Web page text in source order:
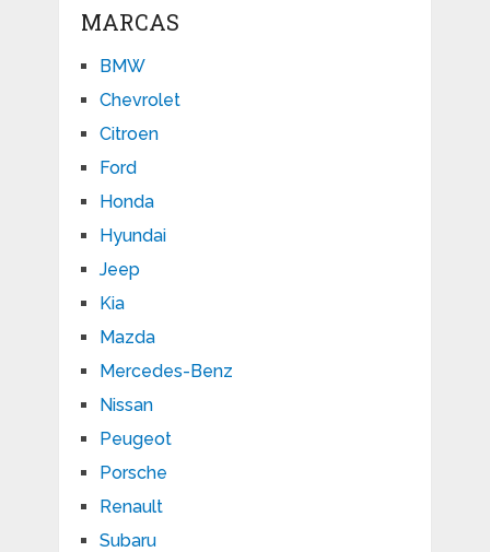
MARCAS
BMW
Chevrolet
Citroen
Ford
Honda
Hyundai
Jeep
Kia
Mazda
Mercedes-Benz
Nissan
Peugeot
Porsche
Renault
Subaru